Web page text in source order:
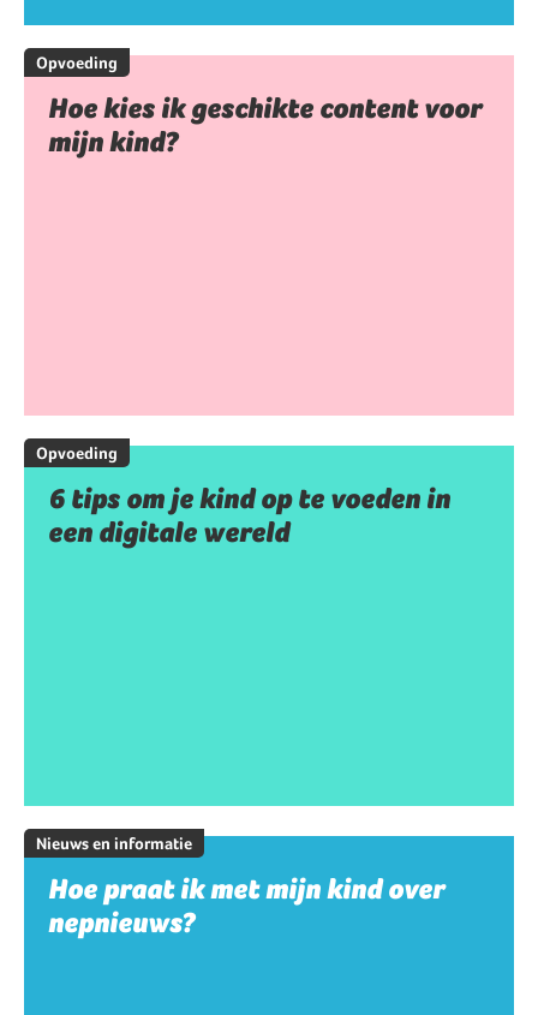
Opvoeding
Hoe kies ik geschikte content voor
mijn kind?
Opvoeding
6 tips om je kind op te voeden in
een digitale wereld
Nieuws en informatie
Hoe praat ik met mijn kind over
nepnieuws?